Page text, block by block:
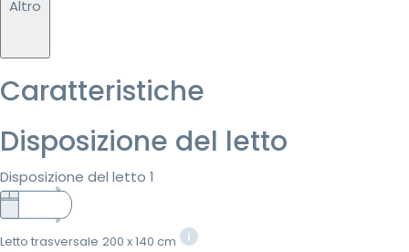
Altro
Caratteristiche
Disposizione del letto
Disposizione del letto 1
Letto trasversale 200 x 140 cm